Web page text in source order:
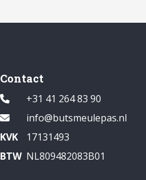
Contact
+31 41 264 83 90
info@butsmeulepas.nl
KVK
17131493
BTW NL809482083B01